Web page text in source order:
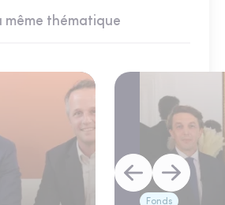
même thématique
Fonds